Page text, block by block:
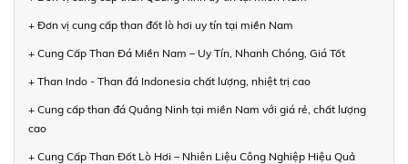
+ Đơn vị cung cấp than đốt lò hơi uy tín tại miền Nam
+ Cung Cấp Than Đá Miền Nam – Uy Tín, Nhanh Chóng, Giá Tốt
+ Than Indo - Than đá Indonesia chất lượng, nhiệt trị cao
+ Cung cấp than đá Quảng Ninh tại miền Nam với giá rẻ, chất lượng
cao
+ Cung Cấp Than Đốt Lò Hơi – Nhiên Liệu Công Nghiệp Hiệu Quả